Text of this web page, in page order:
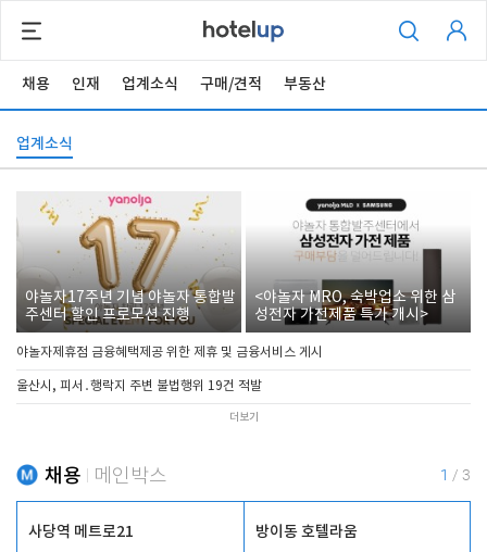
채용 인재 업계소식 구매/견적 부동산
업계소식
야놀자17주년 기념 야놀자 통합발
주센터 할인 프로모션 진행
<야놀자 MRO, 숙박업소 위한 삼
성전자 가전제품 특가 개시>
야놀자제휴점 금융혜택제공 위한 제휴 및 금융서비스 게시
울산시, 피서․행락지 주변 불법행위 19건 적발
더보기
채용 메인박스 1 / 3
사당역 메트로21 방이동 호텔라움